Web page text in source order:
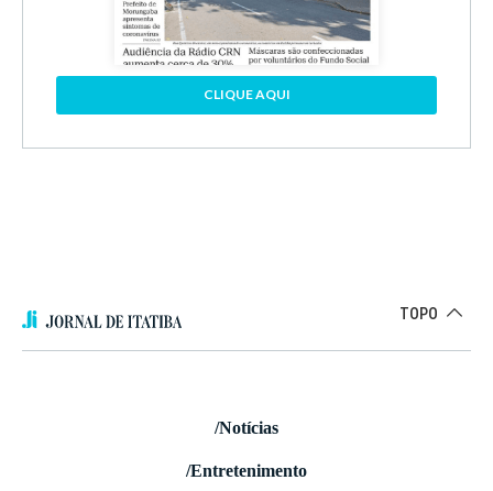
CLIQUE AQUI
TOPO
/Notícias
/Entretenimento